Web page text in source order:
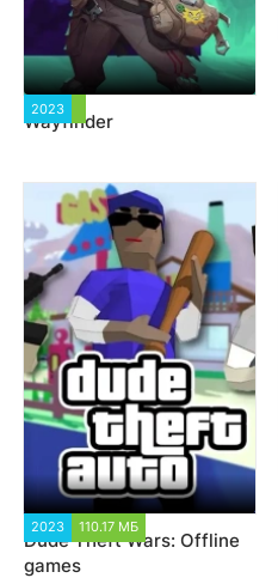
2023
Wayfinder
2023 110.17 МБ
Dude Theft Wars: Offline
games